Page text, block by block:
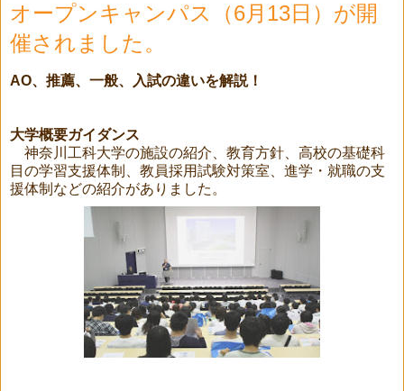
オープンキャンパス（6月13日）が開
催されました。
AO、推薦、一般、入試の違いを解説！
大学概要ガイダンス
神奈川工科大学の施設の紹介、教育方針、高校の基礎科
目の学習支援体制、教員採用試験対策室、進学・就職の支
援体制などの紹介がありました。